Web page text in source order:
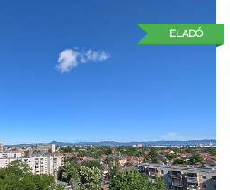
ELADÓ